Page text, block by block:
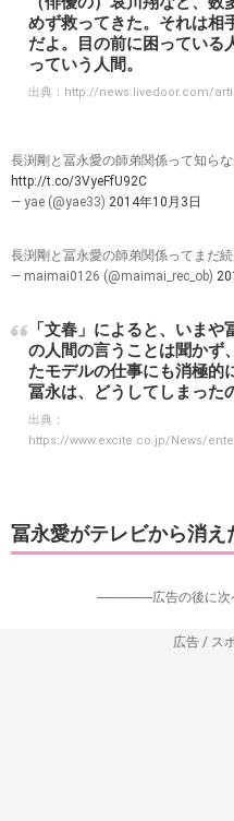
めず救ってきた。それは相
だよ。目の前に困っている
っていう人間。
出典： http://news.livedoor.com/
長渕剛と冨永愛の師弟関係って知ら
http://t.co/3VyeFfU92C
— yae (@yae33) 2014年10月3日
長渕剛と冨永愛の師弟関係ってまだ続
— maimai0126 (@maimai_rec_ob)
「文春」によると、いま
の人間の言うことは聞かず
たモデルの仕事にも消極的
冨永は、どうしてしまった
出典：
https://www.excite.co.jp/News/
冨永愛がテレビから消え
-----------------広告の後に
広告 / ス